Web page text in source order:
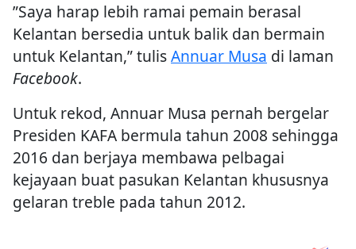
”Saya harap lebih ramai pemain berasal
Kelantan bersedia untuk balik dan bermain
untuk Kelantan,” tulisAnnuar Musa di laman
Facebook.
Untuk rekod, Annuar Musa pernah bergelar
Presiden KAFA bermula tahun 2008 sehingga
2016 dan berjaya membawa pelbagai
kejayaan buat pasukan Kelantan khususnya
gelaran treble pada tahun 2012.